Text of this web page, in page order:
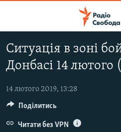
до
основного
Перейти
до
навігації
РАДІО СВОБОДА – 70 РОКІВ
ВСЕ ЗА ДОБУ
СТАТТІ
ПОЛІТИКА
ЕКОНОМІКА
ВІЙНА
РОСІЙСЬКА «ФІЛЬТРАЦІЯ»
Ситуація в зоні
Донбасі 14 лютого
14 лютого 2019, 13:28
Поділитись
Читати без VPN